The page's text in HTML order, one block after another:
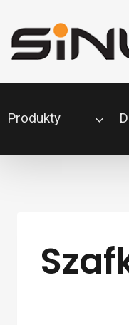
do
treści
Produkty